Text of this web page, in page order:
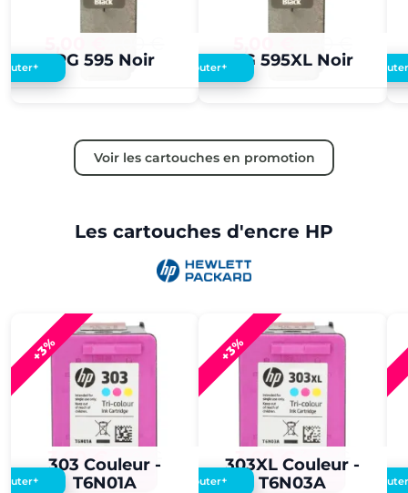
PG 595 Noir
+ PG 595XL Noir
Ajouter+
Voir les cartouches en promotion
Les cartouches d'encre HP
+3%
303 Couleur -
T6N01A
3,60 €3,50 €
+
+3%
303XL Couleur -
T6N03A
3,60 €3,50 €
Ajouter+